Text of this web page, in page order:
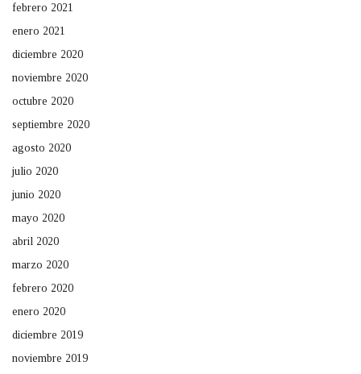
febrero 2021
enero 2021
diciembre 2020
noviembre 2020
octubre 2020
septiembre 2020
agosto 2020
julio 2020
junio 2020
mayo 2020
abril 2020
marzo 2020
febrero 2020
enero 2020
diciembre 2019
noviembre 2019